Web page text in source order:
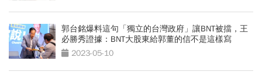
郭台銘爆料這句「獨立的台灣政府」讓BNT被擋，王
必勝秀證據：BNT大股東給郭董的信不是這樣寫
2023-05-10